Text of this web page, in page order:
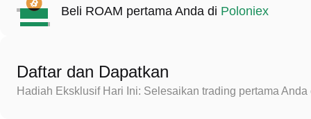
Beli ROAM pertama Anda di Poloniex
Daftar dan Dapatkan
Hadiah Eksklusif Hari Ini: Selesaikan trading pertama